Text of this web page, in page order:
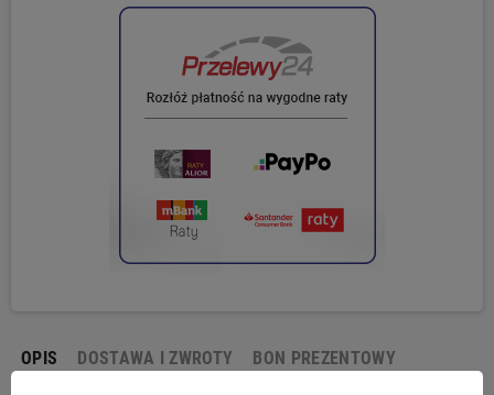
OPIS DOSTAWA I ZWROTY BON PREZENTOWY